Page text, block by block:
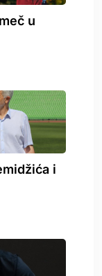
u
i